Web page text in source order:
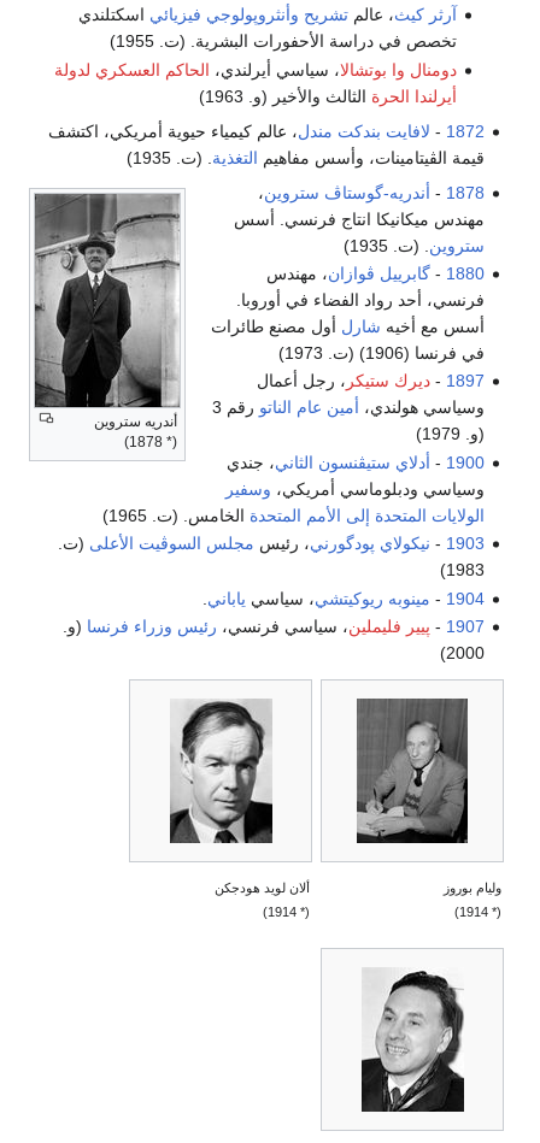
آرثر كيث، عالم تشريح وأنثروپولوجي فيزيائي اسكتلندي
تخصص في دراسة الأحفورات البشرية. (ت. 1955)
دومنال وا بوتشالا، سياسي أيرلندي، الحاكم العسكري لدولة
أيرلندا الحرة الثالث والأخير (و. 1963)
1872
- لافايت بندكت مندل، عالم كيمياء حيوية أمريكي، اكتشف
قيمة الڤيتامينات، وأسس مفاهيم التغذية . (ت. 1935)
أندريه ستروين
(* 1878)
1878
- أندريه-گوستاڤ ستروين،
مهندس ميكانيكا انتاج فرنسي. أسس
ستروين . (ت. 1935)
1880
-گابرييل ڤوازان، مهندس
فرنسي، أحد رواد الفضاء في أوروبا.
أسس مع أخيه شارل أول مصنع طائرات
في فرنسا (1906) (ت. 1973)
1897
-ديرك ستيكر ، رجل أعمال
وسياسي هولندي، أمين عام الناتو
رقم 3
(و. 1979)
1900
- أدلاي ستيڤنسون الثاني، جندي
وسياسي ودبلوماسي أمريكي، وسفير
الولايات المتحدة إلى الأمم المتحدة الخامس. (ت. 1965)
1903
- نيكولاي پودگورني، رئيس مجلس السوڤيت الأعلى (ت.
1983)
1904
- مينوبه ريوكيتشي، سياسي ياباني
1907
- پيير فليملين، سياسي فرنسي، رئيس وزراء فرنسا (و.
2000)
وليام بوروز
(* 1914)
ألان لويد هودجكن
(* 1914)